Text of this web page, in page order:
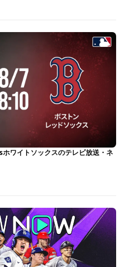
ホワイトソックスのテレビ放送・ネ